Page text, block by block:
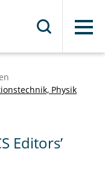
Menü
Physik
Editors’